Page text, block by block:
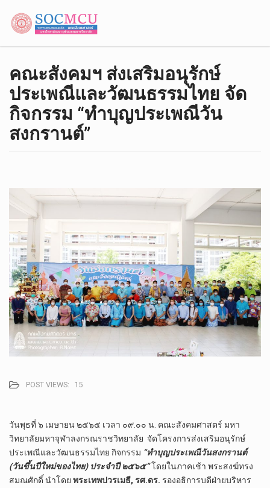
คณะสังคม​ฯ​ ส่งเสริม​อนุรักษ์​
ประเพณี​และ​วัฒนธรรม​ไทย​ จัด
กิจกรรม​ “ทำบุญ​ประเพณี​วัน​
สงกรานต์”
POST VIEWS: 15
วันพุธ​ที่ ๖ เมษายน​ ๒๕๖๕ เวลา​ ๐๙.๐๐ น.​ คณะสังคม​ศาสตร์​ มหา​
วิทยาลัย​มหา​จุฬา​ลง​ก​รณ​ราช​วิทยาลัย​ ​ จัดโครงการ​ส่งเสริม​อนุรักษ์​
ประเพณี​และ​วัฒนธรรม​ไทย​ กิจกรรม​ “ทำบุญ​ประเพณี​วัน​สงกรานต์​
(วัน​ขึ้นปีใหม่​ของไทย)​ ประจำ​ปี​ ๒๕​๖​๕​”โดยในภาคเช้า​ พระสงฆ์​ทรง
สมณศักดิ์​ นำโดย​ พระเทพปวรเมธี, รศ.ดร.​ รอง​อธิการบดี​ฝ่าย​บริหาร​